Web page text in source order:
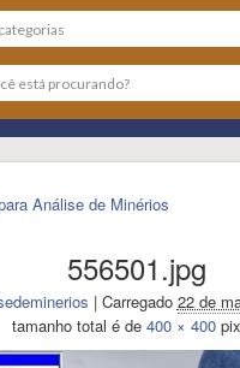
Análise de Minérios
556501.jpg
| Carregado 22 de
tamanho total é de 400 × 400